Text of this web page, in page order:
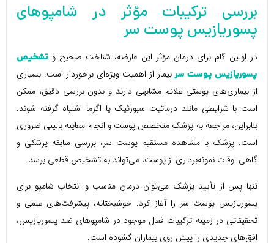
بررسی ترکیبات مؤثر در شامپوهای
پسوریازیس پوست سر
در اولین گام برای درمان مؤثر این عارضه، شناخت صحیح و تشخیص
پسوریازیس پوست سر بیمار از اهمیت ویژه‌ای برخوردار است. بسیاری
از بیماری‌های پوستی علائم مشابهی دارند و بدون بررسی دقیق، ممکن
است با شرایطی مانند درماتیت سبورئیک یا اگزما اشتباه گرفته شوند.
بنابراین، مراجعه به پزشک متخصص پوست و انجام معاینه بالینی ضروری
است. پزشک با مشاهده مستقیم پوست سر، بررسی سابقه پزشکی و
گاهی اوقات نمونه‌برداری از پوست، می‌تواند به تشخیص قطعی برسد.
تنها پس از تأیید پزشک می‌توان درمان مناسب و انتخاب شامپو برای
پسوریازیس پوست سر را آغاز کرد. خوشبختانه، پیشرفت‌های علمی و
تحقیقاتی در زمینه ترکیبات فعال موجود در شامپوهای ضد پسوریازیس،
افق‌های جدیدی را پیش روی بیماران گشوده است.